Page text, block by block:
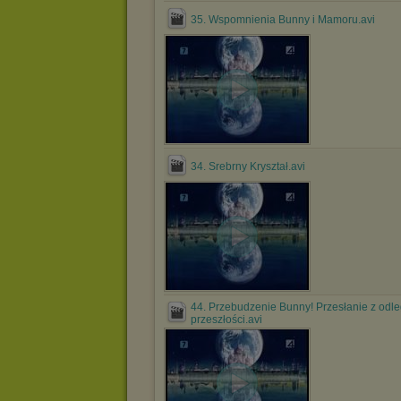
35. Wspomnienia Bunny i Mamoru.avi
34. Srebrny Kryształ.avi
44. Przebudzenie Bunny! Przesłanie z
przeszłości.avi